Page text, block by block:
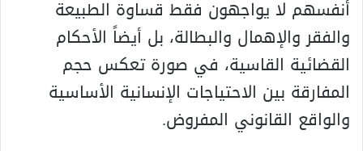
أنفسهم لا يواجهون فقط قساوة الطبيعة
والفقر والإهمال والبطالة، بل أيضاً الأحكام
القضائية القاسية، في صورة تعكس حجم
المفارقة بين الاحتياجات الإنسانية الأساسية
والواقع القانوني المفروض.